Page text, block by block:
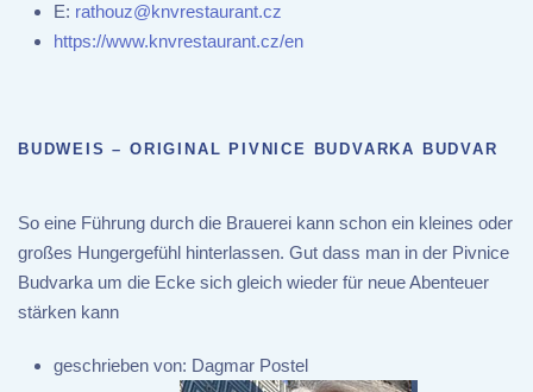
E: rathouz@knvrestaurant.cz
https://www.knvrestaurant.cz/en
BUDWEIS – ORIGINAL PIVNICE BUDVARKA BUDVAR
So eine Führung durch die Brauerei kann schon ein kleines oder
großes Hungergefühl hinterlassen. Gut dass man in der Pivnice
Budvarka um die Ecke sich gleich wieder für neue Abenteuer
stärken kann
geschrieben von: Dagmar Postel